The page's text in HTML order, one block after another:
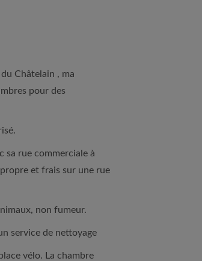
Châtelain , ma
pour des
sa rue commerciale à
et frais sur une rue
non fumeur.
service de nettoyage
vélo. La chambre